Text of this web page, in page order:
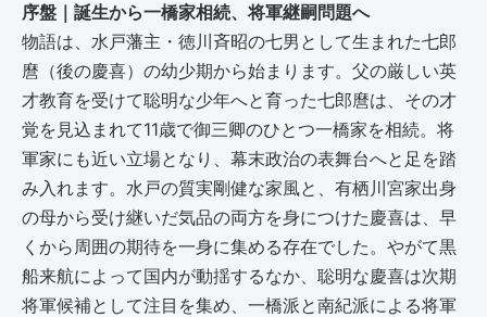
序盤｜誕生から一橋家相続、将軍継嗣問題へ
物語は、水戸藩主・徳川斉昭の七男として生まれた七郎
麿（後の慶喜）の幼少期から始まります。父の厳しい英
才教育を受けて聡明な少年へと育った七郎麿は、その才
覚を見込まれて11歳で御三卿のひとつ一橋家を相続。将
軍家にも近い立場となり、幕末政治の表舞台へと足を踏
み入れます。水戸の質実剛健な家風と、有栖川宮家出身
の母から受け継いだ気品の両方を身につけた慶喜は、早
くから周囲の期待を一身に集める存在でした。やがて黒
船来航によって国内が動揺するなか、聡明な慶喜は次期
将軍候補として注目を集め、一橋派と南紀派による将軍